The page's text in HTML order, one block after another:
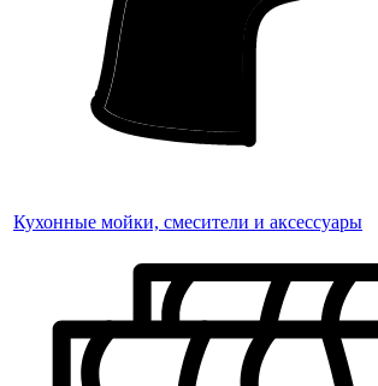
Кухонные мойки, смесители и аксессуары